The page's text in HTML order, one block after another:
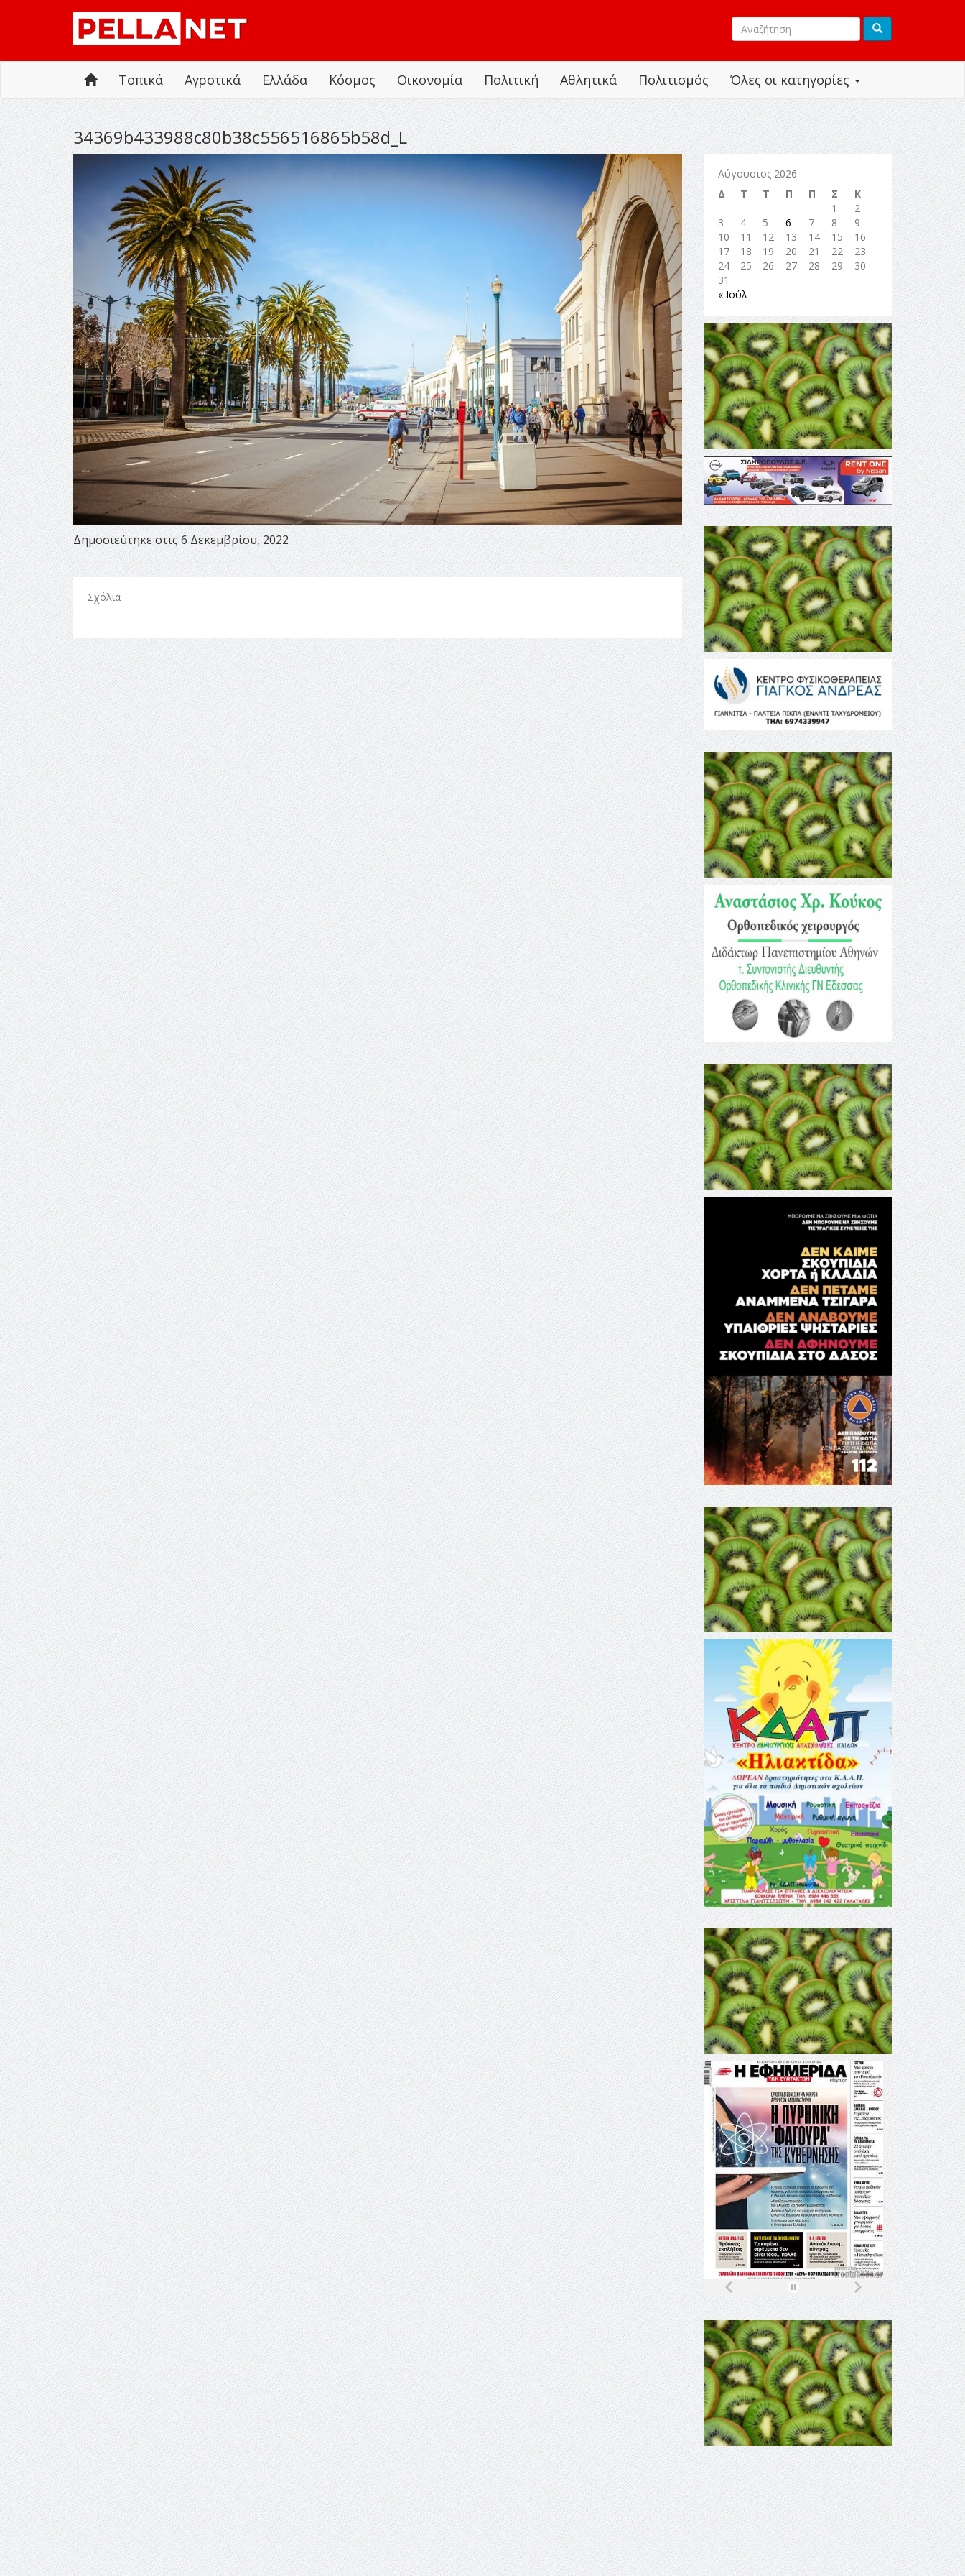
Όλες οι κατηγορίες
Τοπικά Αγροτικά Ελλάδα Κόσμος Οικονομία Πολιτική Αθλητικά Πολιτισμός
34369b433988c80b38c556516865b58d_L
Δημοσιεύτηκε στις 6 Δεκεμβρίου, 2022
Σχόλια
Αύγουστος 2026
Δ
Τ Τ Π Π Σ
Κ
1
2
3
4 5 6 7 8
9
10
11 12 13 14 15
16
17
18 19 20 21 22
23
24
25 26 27 28 29
30
31
« Ιούλ